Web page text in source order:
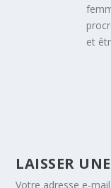
et
LAISSER
Votre adresse e-